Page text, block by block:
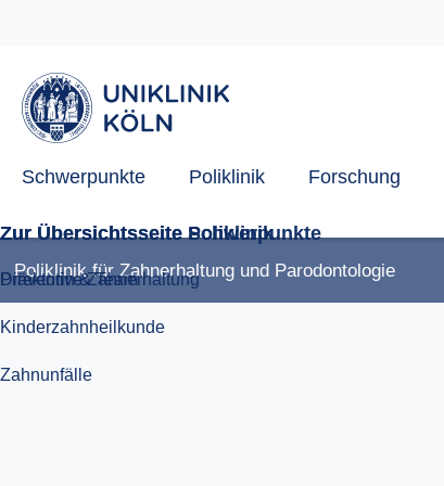
Schwerpunkte Poliklinik
Direktorin & Team
Forschung
Poliklinik für Zahnerhaltung und Parodontologie